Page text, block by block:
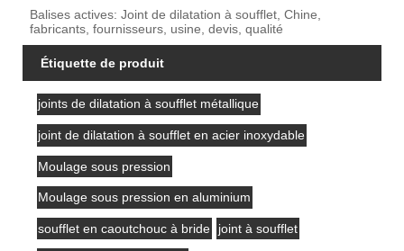
Balises actives: Joint de dilatation à soufflet, Chine,
fabricants, fournisseurs, usine, devis, qualité
Étiquette de produit
joints de dilatation à soufflet métallique
joint de dilatation à soufflet en acier inoxydable
Moulage sous pression
Moulage sous pression en aluminium
soufflet en caoutchouc à bride joint à soufflet